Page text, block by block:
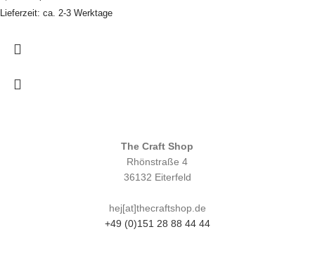
Lieferzeit: ca. 2-3 Werktage
The Craft Shop
Rhönstraße 4
36132 Eiterfeld
hej[at]thecraftshop.de
+49 (0)151 28 88 44 44